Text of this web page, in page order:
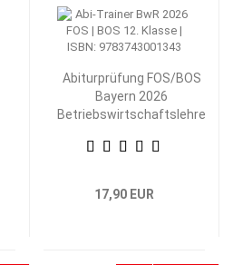
Abiturprüfung FOS/BOS
Bayern 2026
Betriebswirtschaftslehre
Klasse
17,90 EUR